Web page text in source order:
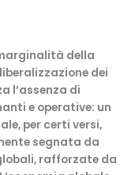
della
dei
l’assenza di
e operative: un
per certi versi,
segnata da
rafforzate da